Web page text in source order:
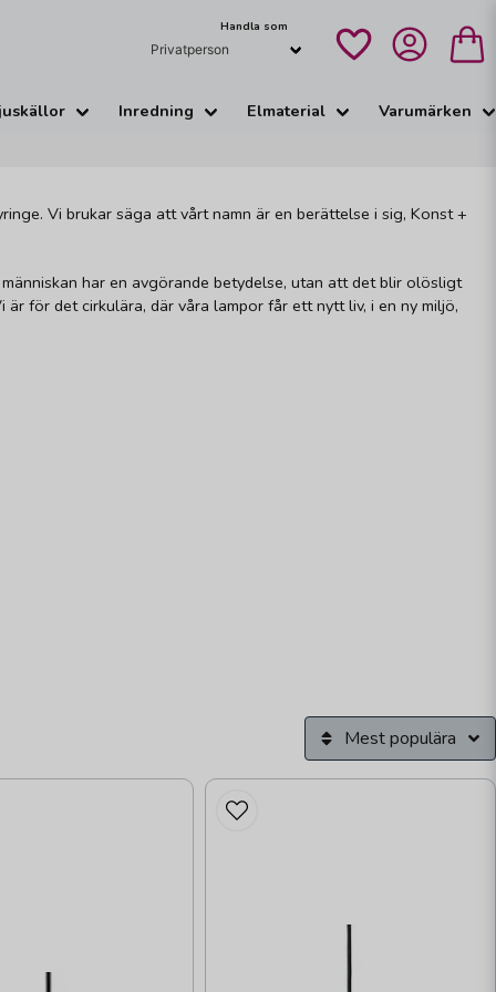
Handla som
Inredning Elmaterial Varumärken
Vi brukar säga att vårt namn är en berättelse i sig, Konst +
har en avgörande betydelse, utan att det blir olösligt
för det cirkulära, där våra lampor får ett nytt liv, i en ny miljö,
Mest populära